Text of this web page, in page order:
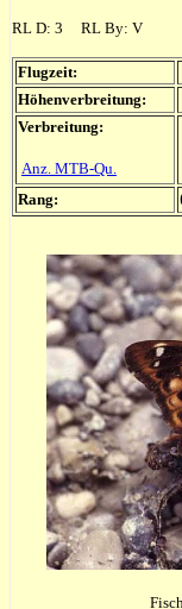
RL D: 3 RL By: V
Flugzeit:
Höhenverbreitung:
Verbreitung:
Anz. MTB-Qu.
Rang: